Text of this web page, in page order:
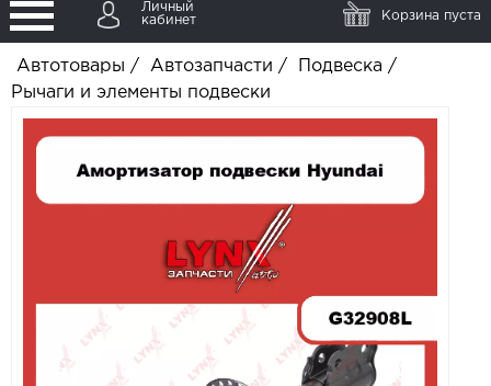
Личный
кабинет
Корзина пуста
Автотовары / Автозапчасти / Подвеска /
Рычаги и элементы подвески